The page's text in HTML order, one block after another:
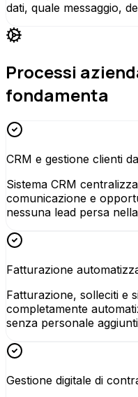
dati, quale messaggio,
Processi
fondamenta
CRM e gestione clienti
Sistema CRM
comunicazione e
nessuna lead persa
Fatturazione
Fatturazione, solleciti e
completamente
senza personale
Gestione digitale di